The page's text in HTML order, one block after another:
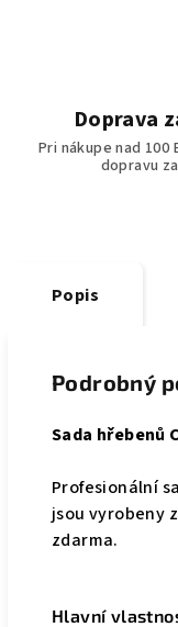
Doprava
Pri nákupe nad 100
dopravu
Popis
Podrobný
Sada hřebenů
Profesionální
jsou vyrobeny
zdarma.
Hlavní